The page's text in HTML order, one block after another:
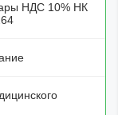
НДС 10% НК